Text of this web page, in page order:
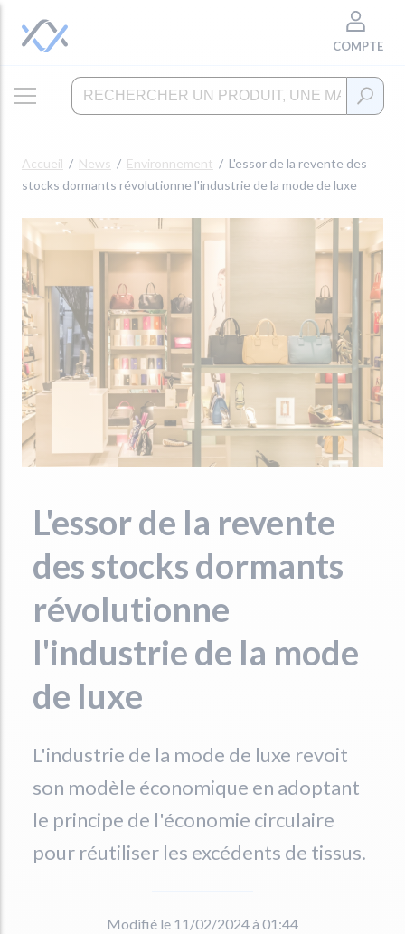
COMPTE
Accueil News Environnement
L'essor de la revente des
stocks dormants révolutionne l'industrie de la mode de luxe
L'essor de la revente
des stocks dormants
révolutionne
l'industrie de la mode
de luxe
L'industrie de la mode de luxe revoit
son modèle économique en adoptant
le principe de l'économie circulaire
pour réutiliser les excédents de tissus.
Modifié le 11/02/2024 à 01:44